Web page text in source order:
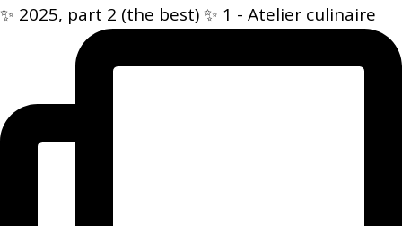
✨ 2025, part 2 (the best) ✨ 1 - Atelier culinaire